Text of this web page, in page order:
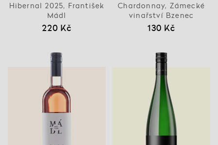
Hibernal 2025, František
Mádl
220 Kč
Chardonnay, Zámecké
vinařství Bzenec
130 Kč